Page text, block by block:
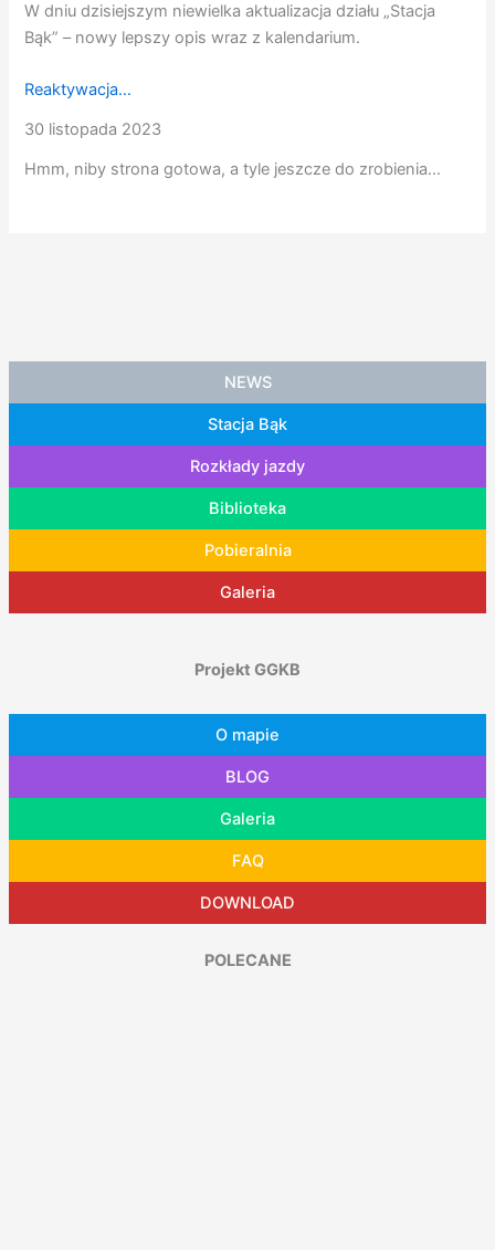
NEWS
Stacja Bąk
Rozkłady jazdy
Biblioteka
Pobieralnia
Galeria
Projekt GGKB
O mapie
BLOG
Galeria
FAQ
DOWNLOAD
POLECANE
W dniu dzisiejszym niewielka aktualizacja działu „Stacja
Bąk” – nowy lepszy opis wraz z kalendarium.
Reaktywacja…
30 listopada 2023
Hmm, niby strona gotowa, a tyle jeszcze do zrobienia…